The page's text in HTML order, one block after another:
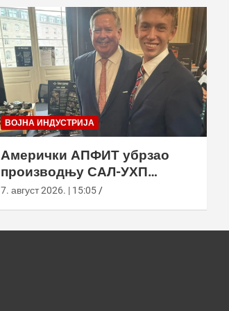
ВОЈНА ИНДУСТРИЈА
Амерички АПФИТ убрзао
производњу САЛ-УХП
ласера за УССОЦОМ
7. август 2026. | 15:05